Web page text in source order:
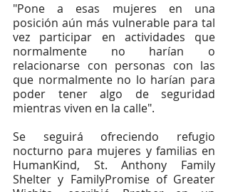
"Pone a esas mujeres en una
posición aún más vulnerable para tal
vez participar en actividades que
normalmente no harían o
relacionarse con personas con las
que normalmente no lo harían para
poder tener algo de seguridad
mientras viven en la calle".
Se seguirá ofreciendo refugio
nocturno para mujeres y familias en
HumanKind, St. Anthony Family
Shelter y FamilyPromise of Greater